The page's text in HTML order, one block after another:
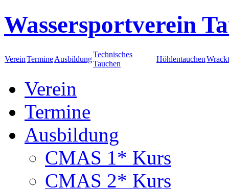
Wassersportverein
VereinTermineAusbildung
Technisches
Tauchen
Höhlentauchen
Verein
Termine
Ausbildung
CMAS 1* Kurs
CMAS 2* Kurs